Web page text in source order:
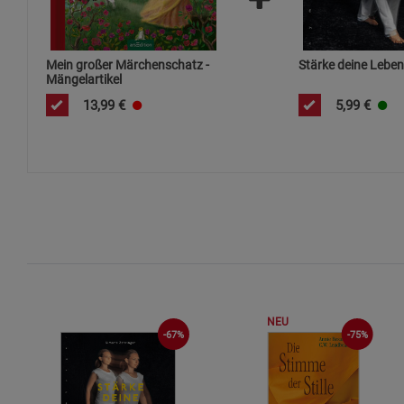
Mein großer Märchenschatz -
Mängelartikel
13,99 €
Stärke deine
5,99 €
-67%
NEU
-75%